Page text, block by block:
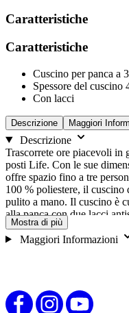
Caratteristiche
Caratteristiche
Cuscino per panca a
Spessore del cuscino
Con lacci
Descrizione Maggiori
Descrizione
Trascorrete ore piacevoli in
posti Life. Con le sue
offre spazio fino a tre
100 % poliestere, il cuscino
pulito a mano. Il cuscino è
alla panca con due lacci
un'imbottitura in schiuma/
offrire una garanzia estesa
Mostra di più
Maggiori Informazioni